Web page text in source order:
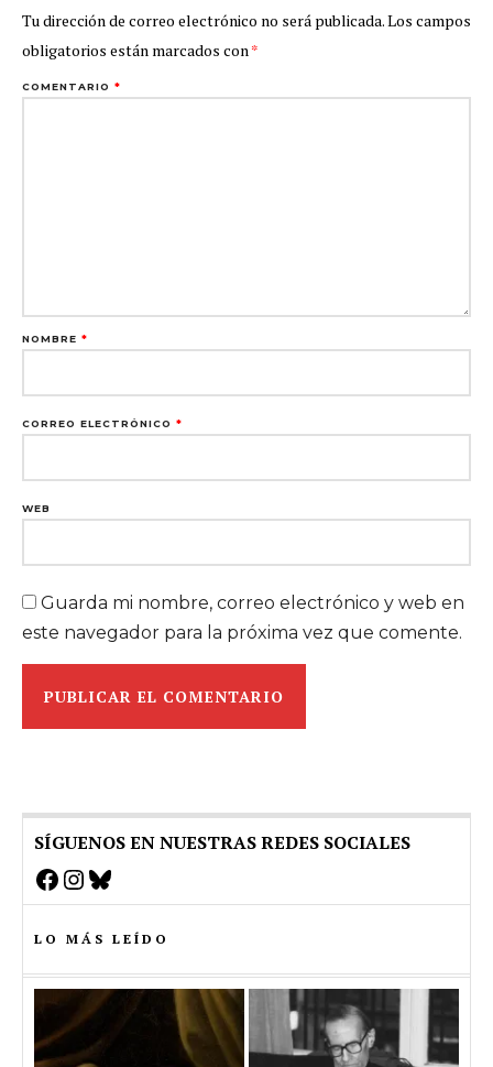
Tu dirección de correo electrónico no será publicada.Los campos
obligatorios están marcados con*
COMENTARIO *
NOMBRE *
CORREO ELECTRÓNICO *
WEB
Guarda mi nombre, correo electrónico y web en
este navegador para la próxima vez que comente.
SÍGUENOS EN NUESTRAS REDES SOCIALES
Facebook
Instagram
Bluesky
LO MÁS LEÍDO